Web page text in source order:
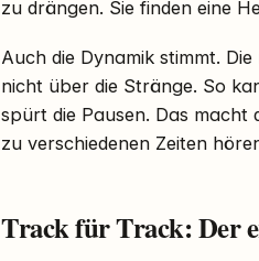
zu drängen. Sie finden eine
Auch die Dynamik stimmt.
nicht über die Stränge. So
spürt die Pausen. Das macht
zu verschiedenen Zeiten
Track für Track: Der